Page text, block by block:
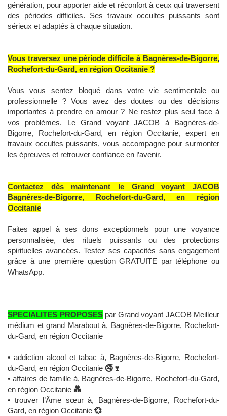
génération, pour apporter aide et réconfort à ceux qui traversent
des périodes difficiles. Ses travaux occultes puissants sont
sérieux et adaptés à chaque situation.
Vous traversez une période difficile à Bagnères-de-Bigorre,
Rochefort-du-Gard, en région Occitanie ?
Vous vous sentez bloqué dans votre vie sentimentale ou
professionnelle ? Vous avez des doutes ou des décisions
importantes à prendre en amour ? Ne restez plus seul face à
vos problèmes. Le Grand voyant JACOB à Bagnères-de-
Bigorre, Rochefort-du-Gard, en région Occitanie, expert en
travaux occultes puissants, vous accompagne pour surmonter
les épreuves et retrouver confiance en l’avenir.
Contactez dès maintenant le Grand voyant JACOB
Bagnères-de-Bigorre, Rochefort-du-Gard, en région
Occitanie
Faites appel à ses dons exceptionnels pour une voyance
personnalisée, des rituels puissants ou des protections
spirituelles avancées. Testez ses capacités sans engagement
grâce à une première question GRATUITE par téléphone ou
WhatsApp.
SPECIALITES PROPOSESpar Grand voyant JACOB Meilleur
médium et grand Marabout à, Bagnères-de-Bigorre, Rochefort-
du-Gard, en région Occitanie
• addiction alcool et tabac à, Bagnères-de-Bigorre, Rochefort-
du-Gard, en région Occitanie 🚭🍷
• affaires de famille à, Bagnères-de-Bigorre, Rochefort-du-Gard,
en région Occitanie 💑
• trouver l’Âme sœur à, Bagnères-de-Bigorre, Rochefort-du-
Gard, en région Occitanie 💞